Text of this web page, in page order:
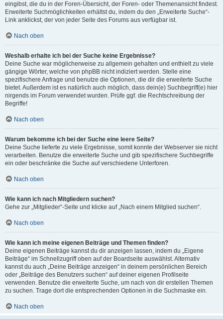
eingibst, die du in der Foren-Übersicht, der Foren- oder Themenansicht findest.
Erweiterte Suchmöglichkeiten erhältst du, indem du den „Erweiterte Suche“-
Link anklickst, der von jeder Seite des Forums aus verfügbar ist.
Nach oben
Weshalb erhalte ich bei der Suche keine Ergebnisse?
Deine Suche war möglicherweise zu allgemein gehalten und enthielt zu viele
gängige Wörter, welche von phpBB nicht indiziert werden. Stelle eine
spezifischere Anfrage und benutze die Optionen, die dir die erweiterte Suche
bietet. Außerdem ist es natürlich auch möglich, dass dein(e) Suchbegriff(e) hier
nirgends im Forum verwendet wurden. Prüfe ggf. die Rechtschreibung der
Begriffe!
Nach oben
Warum bekomme ich bei der Suche eine leere Seite?
Deine Suche lieferte zu viele Ergebnisse, somit konnte der Webserver sie nicht
verarbeiten. Benutze die erweiterte Suche und gib spezifischere Suchbegriffe
ein oder beschränke die Suche auf verschiedene Unterforen.
Nach oben
Wie kann ich nach Mitgliedern suchen?
Gehe zur „Mitglieder“-Seite und klicke auf „Nach einem Mitglied suchen“.
Nach oben
Wie kann ich meine eigenen Beiträge und Themen finden?
Deine eigenen Beiträge kannst du dir anzeigen lassen, indem du „Eigene
Beiträge“ im Schnellzugriff oben auf der Boardseite auswählst. Alternativ
kannst du auch „Deine Beiträge anzeigen“ in deinem persönlichen Bereich
oder „Beiträge des Benutzers suchen“ auf deiner eigenen Profilseite
verwenden. Benutze die erweiterte Suche, um nach von dir erstellen Themen
zu suchen. Trage dort die entsprechenden Optionen in die Suchmaske ein.
Nach oben